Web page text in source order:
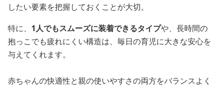
したい要素を把握しておくことが大切。
特に、 1人でもスムーズに装着できるタイプや、長時間の
抱っこでも疲れにくい構造は、毎日の育児に大きな安心を
与えてくれます。
赤ちゃんの快適性と親の使いやすさの両方をバランスよく